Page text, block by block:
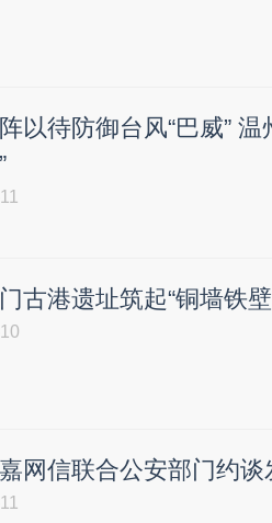
以待防御台风“巴威”
古港遗址筑起“铜墙铁
网信联合公安部门约